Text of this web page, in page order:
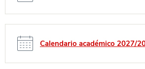
Calendario académico 2027/